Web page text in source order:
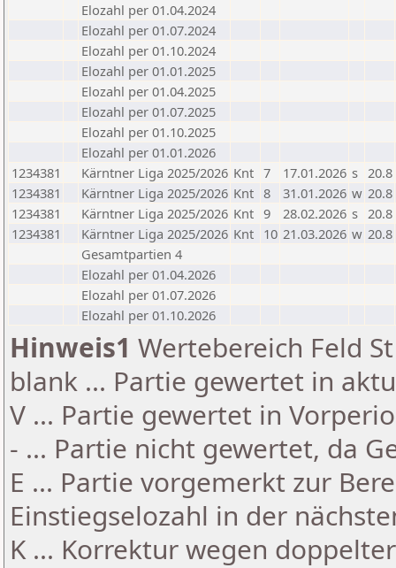
Elozahl per 01.04.2024
Elozahl per 01.07.2024
Elozahl per 01.10.2024
Elozahl per 01.01.2025
Elozahl per 01.04.2025
Elozahl per 01.07.2025
Elozahl per 01.10.2025
Elozahl per 01.01.2026
1234381
Kärntner Liga 2025/2026 Knt 7 17.01.2026 s 20.8
1234381
Kärntner Liga 2025/2026 Knt 8 31.01.2026 w 20.8
1234381
Kärntner Liga 2025/2026 Knt 9 28.02.2026 s 20.8
1234381
Kärntner Liga 2025/2026 Knt 10 21.03.2026 w 20.8
Gesamtpartien 4
Elozahl per 01.04.2026
Elozahl per 01.07.2026
Elozahl per 01.10.2026
Hinweis1 Wertebereich Feld
blank ... Partie gewertet in
V ... Partie gewertet in
- ... Partie nicht gewertet, da
E ... Partie vorgemerkt zur
Einstiegselozahl in der
K ... Korrektur wegen